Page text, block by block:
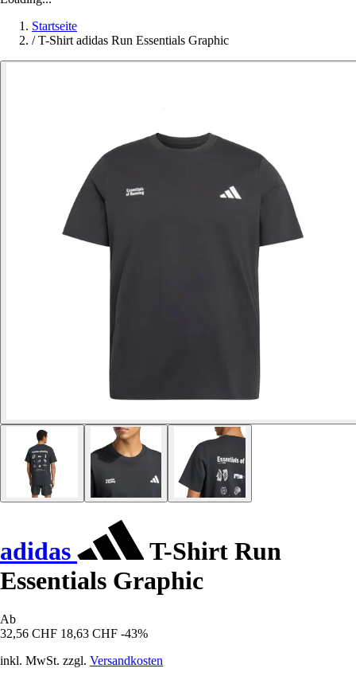
Startseite
/ T-Shirt adidas Run Essentials Graphic
adidas
T-Shirt Run
Essentials Graphic
Ab
32,56 CHF 18,63 CHF -43%
inkl. MwSt. zzgl. Versandkosten